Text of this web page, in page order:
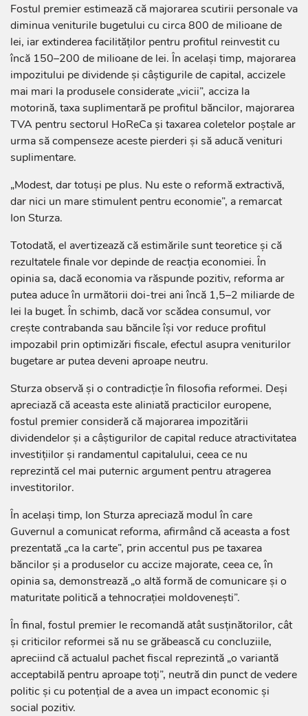
Fostul premier estimează că majorarea scutirii personale va
diminua veniturile bugetului cu circa 800 de milioane de
lei, iar extinderea facilităților pentru profitul reinvestit cu
încă 150–200 de milioane de lei. În același timp, majorarea
impozitului pe dividende și câștigurile de capital, accizele
mai mari la produsele considerate „vicii”, acciza la
motorină, taxa suplimentară pe profitul băncilor, majorarea
TVA pentru sectorul HoReCa și taxarea coletelor poștale ar
urma să compenseze aceste pierderi și să aducă venituri
suplimentare.
„Modest, dar totuși pe plus. Nu este o reformă extractivă,
dar nici un mare stimulent pentru economie”, a remarcat
Ion Sturza.
Totodată, el avertizează că estimările sunt teoretice și că
rezultatele finale vor depinde de reacția economiei. În
opinia sa, dacă economia va răspunde pozitiv, reforma ar
putea aduce în următorii doi-trei ani încă 1,5–2 miliarde de
lei la buget. În schimb, dacă vor scădea consumul, vor
crește contrabanda sau băncile își vor reduce profitul
impozabil prin optimizări fiscale, efectul asupra veniturilor
bugetare ar putea deveni aproape neutru.
Sturza observă și o contradicție în filosofia reformei. Deși
apreciază că aceasta este aliniată practicilor europene,
fostul premier consideră că majorarea impozitării
dividendelor și a câștigurilor de capital reduce atractivitatea
investițiilor și randamentul capitalului, ceea ce nu
reprezintă cel mai puternic argument pentru atragerea
investitorilor.
În același timp, Ion Sturza apreciază modul în care
Guvernul a comunicat reforma, afirmând că aceasta a fost
prezentată „ca la carte”, prin accentul pus pe taxarea
băncilor și a produselor cu accize majorate, ceea ce, în
opinia sa, demonstrează „o altă formă de comunicare și o
maturitate politică a tehnocrației moldovenești”.
În final, fostul premier le recomandă atât susținătorilor, cât
și criticilor reformei să nu se grăbească cu concluziile,
apreciind că actualul pachet fiscal reprezintă „o variantă
acceptabilă pentru aproape toți”, neutră din punct de vedere
politic și cu potențial de a avea un impact economic și
social pozitiv.